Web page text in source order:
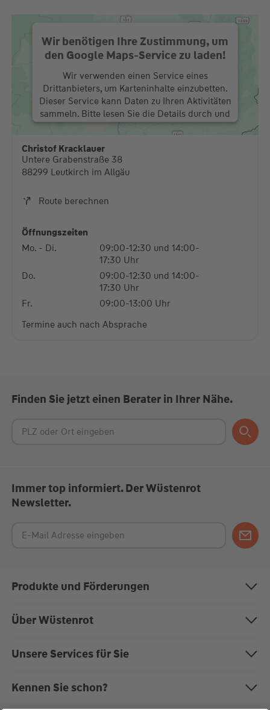
Wir benötigen Ihre Zustimmung, um
den Google Maps-Service zu laden!
Wir verwenden einen Service eines
Drittanbieters, um Karteninhalte einzubetten.
Dieser Service kann Daten zu Ihren Aktivitäten
sammeln. Bitte lesen Sie die Details durch und
stimmen Sie der Nutzung des Service zu, um
diese Karte anzuzeigen.
Mehr Informationen
Christof Kracklauer
Untere Grabenstraße 38
88299 Leutkirch im Allgäu
Route berechnen
Öffnungszeiten
Mo. - Di.
09:00-12:30 und 14:00-
17:30 Uhr
Do.
09:00-12:30 und 14:00-
17:30 Uhr
Fr.
09:00-13:00 Uhr
Termine auch nach Absprache
Finden Sie jetzt einen Berater in Ihrer Nähe.
Immer top informiert. Der Wüstenrot
Newsletter.
Produkte und Förderungen
Bausparen
Modernisierung
Über Wüstenrot
Über uns
Unsere Services für Sie
Magazin "Mein EigenHeim"
Kennen Sie schon?